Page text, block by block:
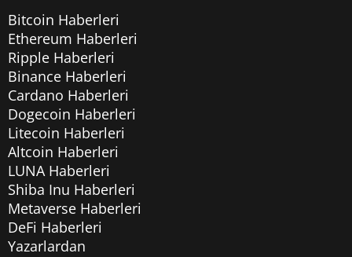
Bitcoin Haberleri
Ethereum Haberleri
Ripple Haberleri
Binance Haberleri
Cardano Haberleri
Dogecoin Haberleri
Litecoin Haberleri
Altcoin Haberleri
LUNA Haberleri
Shiba Inu Haberleri
Metaverse Haberleri
DeFi Haberleri
Yazarlardan